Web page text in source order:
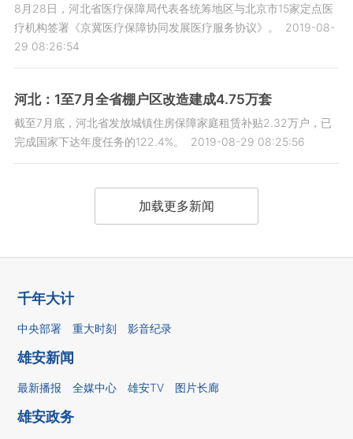
8月28日，河北省医疗保障局代表各统筹地区与北京市15家定点医
疗机构签署《京冀医疗保障协同发展医疗服务协议》。
2019-08-
29 08:26:54
河北：1至7月全省棚户区改造建成4.75万套
截至7月底，河北省发放城镇住房保障家庭租赁补贴2.32万户，已
完成国家下达年度任务的122.4%。
2019-08-29 08:25:56
加载更多新闻
千年大计
中央部署 重大时刻 影音纪录
雄安新闻
最新播报 全媒中心 雄安TV 图片长廊
雄安政务